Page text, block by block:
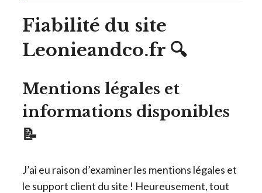
Fiabilité du site
Leonieandco.fr 🔍
Mentions légales et
informations disponibles
📝
J’ai eu raison d’examiner les mentions légales et
le support client du site ! Heureusement, tout